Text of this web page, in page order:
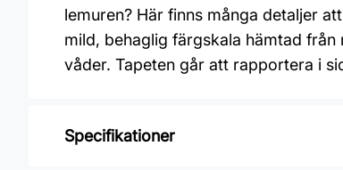
lemuren? Här finns många detaljer
mild, behaglig färgskala hämtad
våder. Tapeten går att rapportera i
Specifikationer